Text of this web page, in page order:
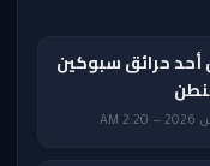
أحد حرائق سبوكين